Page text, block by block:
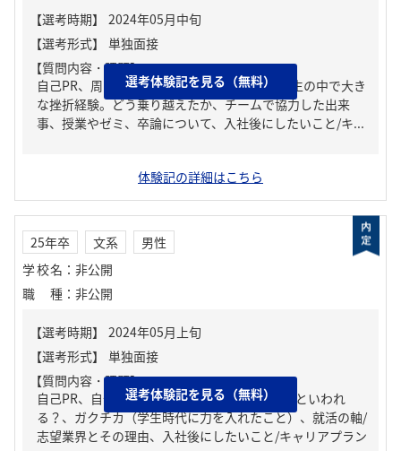
【質問内容・課題】
自己PR、周りからどんな人といわれる？、人生の中で大き
な挫折経験。どう乗り越えたか、チームで協力した出来
事、授業やゼミ、卒論について、入社後にしたいこと/キ...
選考体験記を見る（無料）
体験記の詳細はこちら
25年卒 文系
男性
学校名 ： 非公開
職種 ： 非公開
【質問内容・課題】
自己PR、自分の強み/弱み、周りからどんな人といわれ
る？、ガクチカ（学生時代に力を入れたこと）、就活の軸/
志望業界とその理由、入社後にしたいこと/キャリアプラン
選考体験記を見る（無料）